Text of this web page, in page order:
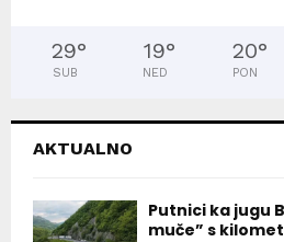
29°
SUB
19°
NED
20°
PON
AKTUALNO
Putnici ka jugu
muče” s